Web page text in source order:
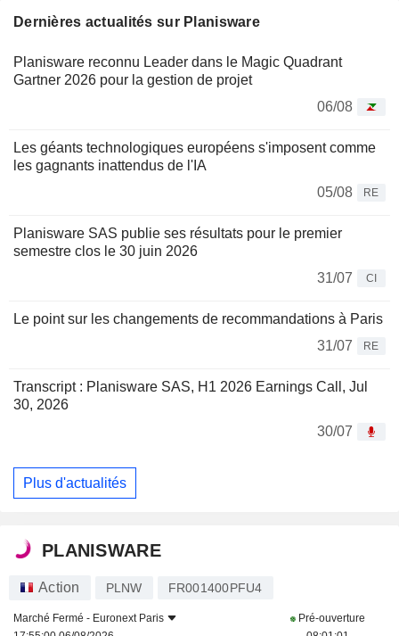
Dernières actualités sur Planisware
Planisware reconnu Leader dans le Magic Quadrant
Gartner 2026 pour la gestion de projet
06/08
Les géants technologiques européens s'imposent comme
les gagnants inattendus de l'IA
05/08
RE
Planisware SAS publie ses résultats pour le premier
semestre clos le 30 juin 2026
31/07
CI
Le point sur les changements de recommandations à Paris
31/07
RE
Transcript : Planisware SAS, H1 2026 Earnings Call, Jul
30, 2026
30/07
Plus d'actualités
PLANISWARE
Action PLNW FR001400PFU4
Marché Fermé - Euronext Paris
Pré-ouverture